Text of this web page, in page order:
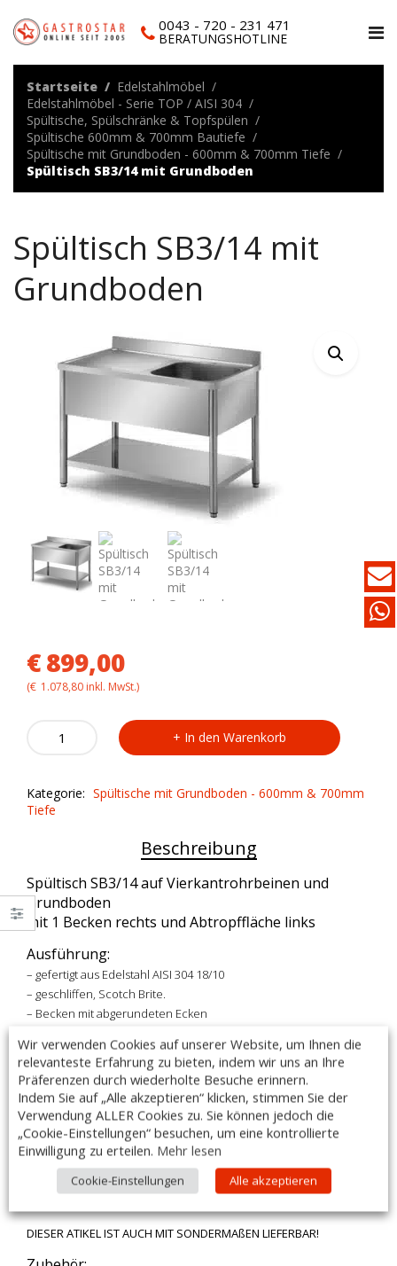
0043 - 720 - 231 471
BERATUNGSHOTLINE
Startseite
Edelstahlmöbel
Edelstahlmöbel - Serie TOP / AISI 304
Spültische, Spülschränke & Topfspülen
Spültische 600mm & 700mm Bautiefe
Spültische mit Grundboden - 600mm & 700mm Tiefe
Spültisch SB3/14 mit Grundboden
Spültisch SB3/14 mit
Grundboden
€899,00
(€ 1.078,80 inkl. MwSt.)
SB3/14
quantity
In den Warenkorb
Kategorie: Spültische mit Grundboden - 600mm & 700mm
Tiefe
Beschreibung
Spültisch SB3/14 auf Vierkantrohrbeinen und
Grundboden
mit 1 Becken rechts und Abtropffläche links
Ausführung:
– gefertigt aus Edelstahl AISI 304 18/10
– geschliffen, Scotch Brite.
– Becken mit abgerundeten Ecken
– Vierkantrohrbeine 40 x 40mm aus Edelstahl AISI 304 18/10
– höhenverstellbare Füße, verstellbar bis 60mm
– ausgestattet mit: Abfluss & Überlaufrohr
– Maße: 1400x700x850mm
– Beckenmaße: 600x500x300mm
– hintere halbabgerundete Aufkantung, 85mm hoch
– Armaturen sind im Lieferumfang nicht enthalten
– Made in Italy
DIESER ATIKEL IST AUCH MIT SONDERMAßEN LIEFERBAR!
Wir verwenden Cookies auf unserer Website, um Ihnen die
relevanteste Erfahrung zu bieten, indem wir uns an Ihre
Präferenzen durch wiederholte Besuche erinnern.
Indem Sie auf „Alle akzeptieren“ klicken, stimmen Sie der
Verwendung ALLER Cookies zu. Sie können jedoch die
„Cookie-Einstellungen“ besuchen, um eine kontrollierte
Einwilligung zu erteilen. Mehr lesen
Cookie-Einstellungen Alle akzeptieren